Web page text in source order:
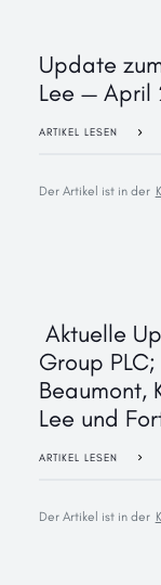
Update
Lee — April
ARTIKEL LESEN
Der Artikel ist in der
Aktuelle
Group
Beaumont,
Lee und
ARTIKEL LESEN
Der Artikel ist in der